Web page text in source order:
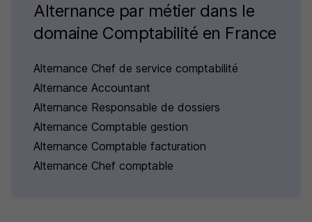
Alternance par métier dans le
domaine Comptabilité en France
Alternance Chef de service comptabilité
Alternance Accountant
Alternance Responsable de dossiers
Alternance Comptable gestion
Alternance Comptable facturation
Alternance Chef comptable